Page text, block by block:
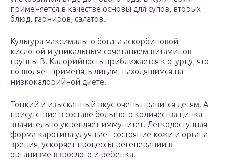
применяется в качестве основы для супов, вторых
блюд, гарниров, салатов.
Культура максимально богата аскорбиновой
кислотой и уникальным сочетанием витаминов
группы B. Калорийность приближается к огурцу, что
позволяет применять лицам, находящимся на
низкокалорийной диете.
Тонкий и изысканный вкус очень нравится детям. А
присутствие в составе большого количества цинка
значительно укрепляет иммунитет. Легкодоступная
форма каротина улучшает состояние кожи и органа
зрения, ускоряет процессы регенерации в
организме взрослого и ребенка.